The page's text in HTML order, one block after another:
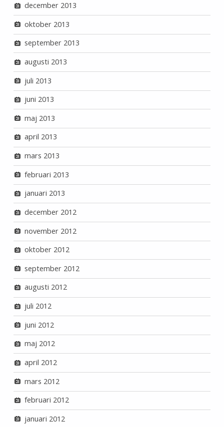
december 2013
oktober 2013
september 2013
augusti 2013
juli 2013
juni 2013
maj 2013
april 2013
mars 2013
februari 2013
januari 2013
december 2012
november 2012
oktober 2012
september 2012
augusti 2012
juli 2012
juni 2012
maj 2012
april 2012
mars 2012
februari 2012
januari 2012